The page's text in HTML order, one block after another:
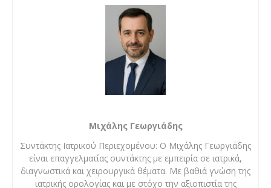
Μιχάλης Γεωργιάδης
Συντάκτης Ιατρικού Περιεχομένου: Ο Μιχάλης Γεωργιάδης
είναι επαγγελματίας συντάκτης με εμπειρία σε ιατρικά,
διαγνωστικά και χειρουργικά θέματα. Με βαθιά γνώση της
ιατρικής ορολογίας και με στόχο την αξιοπιστία της